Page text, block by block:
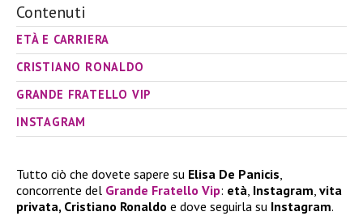
Contenuti
ETÀ E CARRIERA
CRISTIANO RONALDO
GRANDE FRATELLO VIP
INSTAGRAM
Tutto ciò che dovete sapere su Elisa De Panicis,
concorrente del Grande Fratello Vip: età, Instagram, vita
privata, Cristiano Ronaldo e dove seguirla su Instagram.